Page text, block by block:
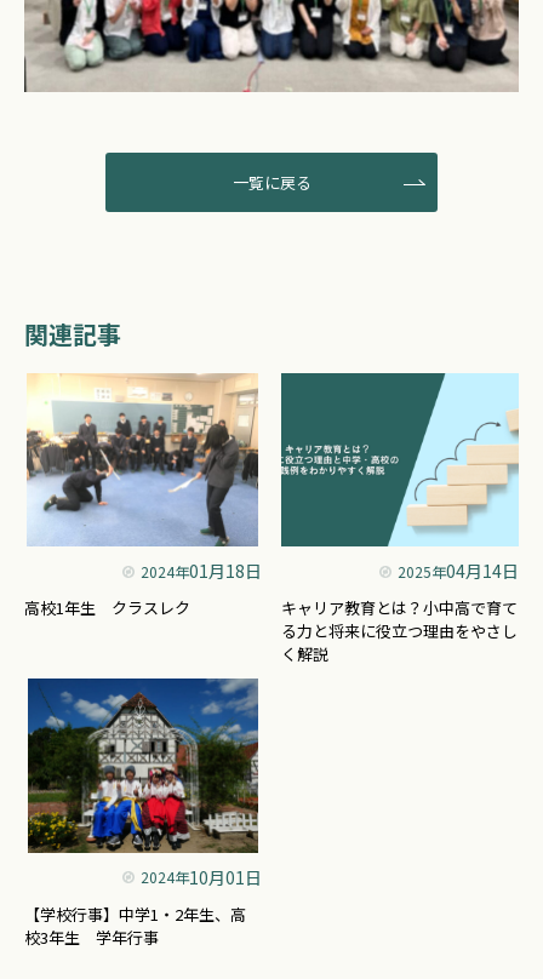
一覧に戻る
関連記事
2024年01月18日
高校1年生 クラスレク
2025年04月14日
キャリア教育とは？小中高で育て
る力と将来に役立つ理由をやさし
く解説
2024年10月01日
【学校行事】中学1・2年生、高
校3年生 学年行事